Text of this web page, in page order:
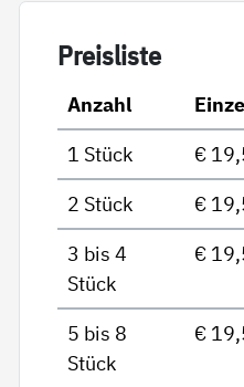
Preis­lis­te
Anzahl
1 Stück
€
2 Stück
€
3 bis 4
Stück
€
5 bis 8
Stück
€